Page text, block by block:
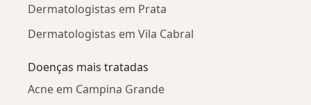
Dermatologistas em Prata
Dermatologistas em Vila Cabral
Doenças mais tratadas
Acne em Campina Grande